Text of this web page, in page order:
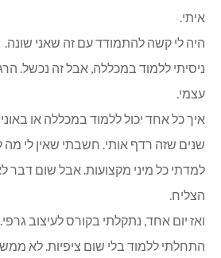
איתי.
היה לי קשה להתמודד עם זה שאני שונה.
ניסיתי ללמוד במכללה, אבל זה נכשל.
עצמי.
איך כל אחד יכול ללמוד במכללה או
שנים שזה רדף אותי. חשבתי שאין לי מה
למדתי כל מיני מקצועות. אבל שום דבר
הצליח.
ואז יום אחד, נתקלתי בקורס לעיצוב גרפי.
התחלתי ללמוד בלי שום ציפיות. לא